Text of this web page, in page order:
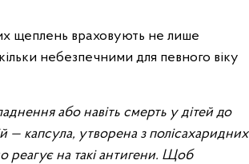
щеплень враховують не лише
небезпечними для певного віку
або навіть смерть у дітей до
— капсула, утворена з полісахаридних
реагує на такі антигени. Щоб